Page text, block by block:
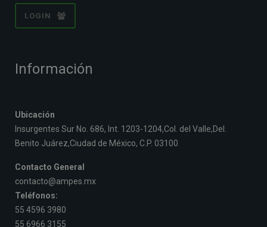
LOGIN
Información
Ubicación
Insurgentes Sur No. 686, Int. 1203-1204,Col. del Valle,Del.
Benito Juárez,Ciudad de México, C.P. 03100
Contacto General
contacto@ampes.mx
Teléfonos:
55 4596 3980
55 6966 3155